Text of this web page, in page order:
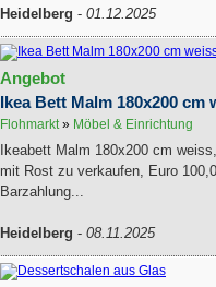
Heidelberg - 01.12.2025
Angebot
Ikea Bett Malm 180x200 cm
Flohmarkt» Möbel & Einrichtung
Ikeabett Malm 180x200 cm
mit Rost zu verkaufen, Euro
Barzahlung...
Heidelberg - 08.11.2025